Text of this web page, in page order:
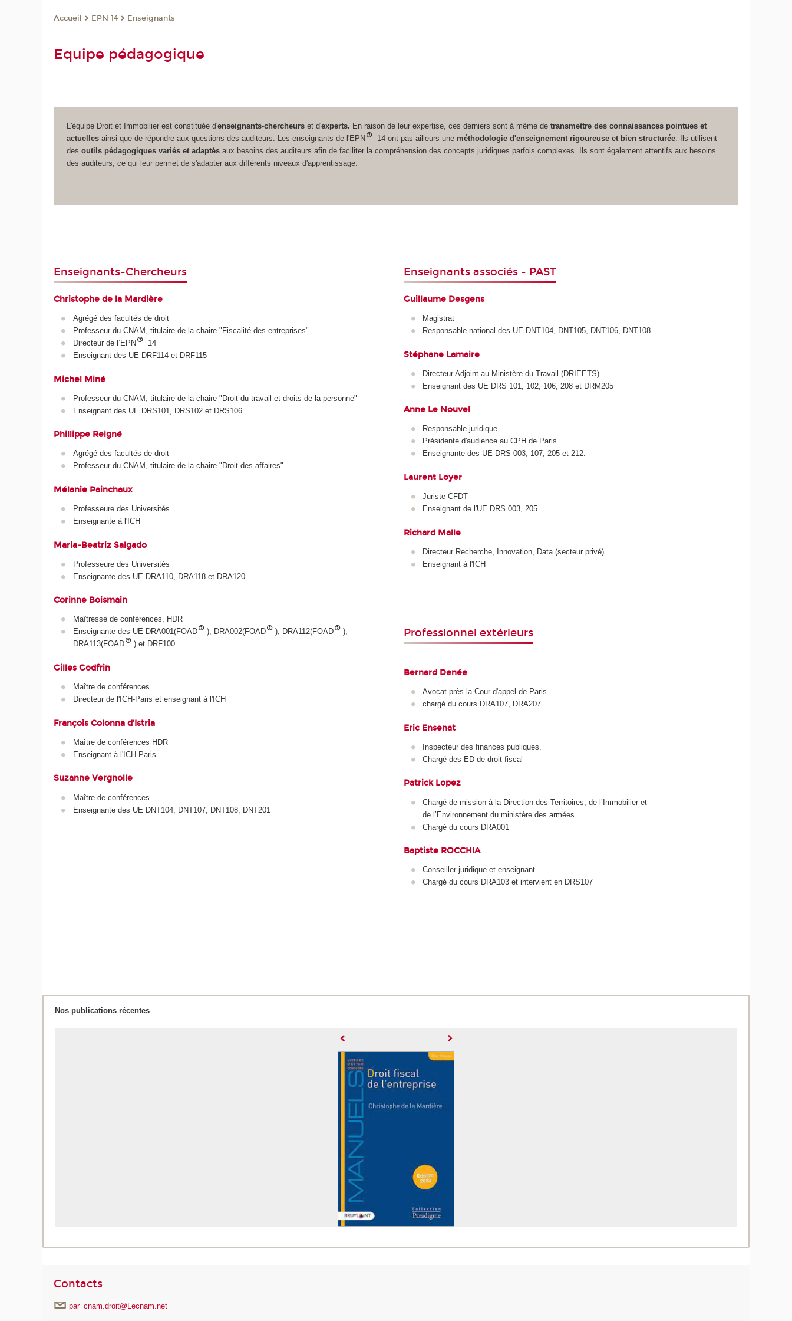
Accueil EPN 14 Enseignants
Equipe pédagogique
L'équipe Droit et Immobilier est constituée d'enseignants-chercheurs et d'experts. En raison de leur expertise, ces derniers sont à même detransmettre des connaissances pointues et
actuelles ainsi que de répondre aux questions des auditeurs. Les enseignants de l'EPN 14 ont pas ailleurs une méthodologie d'enseignement rigoureuse et bien structurée . Ils utilisent
des outils pédagogiques variés et adaptés aux besoins des auditeurs afin de faciliter la compréhension des concepts juridiques parfois complexes. Ils sont également attentifs aux besoins
des auditeurs, ce qui leur permet de s'adapter aux différents niveaux d'apprentissage.
Enseignants-Chercheurs
Christophe de la Mardière
Agrégé des facultés de droit
Professeur du CNAM, titulaire de la chaire "Fiscalité des entreprises"
Directeur de l’EPN
14
Enseignant des UE DRF114 et DRF115
Michel Miné
Professeur du CNAM, titulaire de la chaire "Droit du travail et droits de la personne"
Enseignant des UE DRS101, DRS102 et DRS106
Phillippe Reigné
Agrégé des facultés de droit
Professeur du CNAM, titulaire de la chaire "Droit des affaires".
Mélanie Painchaux
Professeure des Universités
Enseignante à l'ICH
Maria-Beatriz Salgado
Professeure des Universités
Enseignante des UE DRA110, DRA118 et DRA120
Corinne Boismain
Maîtresse de conférences, HDR
Enseignante des UE DRA001(FOAD
), DRA002(FOAD ), DRA112(FOAD
),
DRA113(FOAD
) et DRF100
Gilles Godfrin
Maître de conférences
Directeur de l'ICH-Paris et enseignant à l'ICH
François Colonna d’Istria
Maître de conférences HDR
Enseignant à l'ICH-Paris
Suzanne Vergnolle
Maître de conférences
Enseignante des UE DNT104, DNT107, DNT108, DNT201
Enseignants associés - PAST
Guillaume Desgens
Magistrat
Responsable national des UE DNT104, DNT105, DNT106, DNT108
Stéphane Lamaire
Directeur Adjoint au Ministère du Travail (DRIEETS)
Enseignant des UE DRS 101, 102, 106, 208 et DRM205
Anne Le Nouvel
Responsable juridique
Présidente d'audience au CPH de Paris
Enseignante des UE DRS 003, 107, 205 et 212.
Laurent Loyer
Juriste CFDT
Enseignant de l'UE DRS 003, 205
Richard Malle
Directeur Recherche, Innovation, Data (secteur privé)
Enseignant à l'ICH
Professionnel extérieurs
Bernard Denée
Avocat près la Cour d'appel de Paris
chargé du cours DRA107, DRA207
Eric Ensenat
Inspecteur des finances publiques.
Chargé des ED de droit fiscal
Patrick Lopez
Chargé de mission à la Direction des Territoires, de l’Immobilier et
de l’Environnement du ministère des armées.
Chargé du cours DRA001
Baptiste ROCCHIA
Conseiller juridique et enseignant.
Chargé du cours DRA103 et intervient en DRS107
Nos publications récentes
Contacts
par_cnam.droit@Lecnam.net